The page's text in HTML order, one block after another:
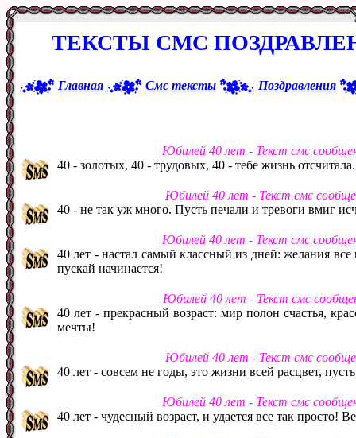
ТЕКСТЫ СМС
Главная Смс тексты Поздравления
Юбилей 40 лет - Текст смс
40 - золотых, 40 - трудовых, 40 - тебе жизнь
Юбилей 40 лет - Текст смс
40 - не так уж много. Пусть печали и тревоги вмиг
Юбилей 40 лет - Текст смс
40 лет - настал самый классный из дней: желания
пускай начинается!
Юбилей 40 лет - Текст смс
40 лет - прекрасный возраст: мир полон счастья,
мечты!
Юбилей 40 лет - Текст смс
40 лет - совсем не годы, это жизни всей расцвет,
Юбилей 40 лет - Текст смс
40 лет - чудесный возраст, и удается все так просто!